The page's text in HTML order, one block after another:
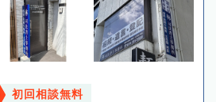
初回相談無料